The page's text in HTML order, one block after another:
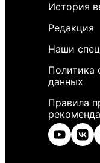
История
Редакция
Наши
Политика
данных
Правила